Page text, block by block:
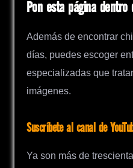
Pon esta página
Además de encontrar
días, puedes escoger
especializadas que
imágenes.
Suscríbete al canal de
Ya son más de